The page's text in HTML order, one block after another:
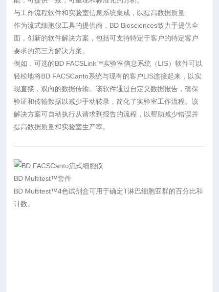
与工作流程软件和实验室信息系统集成，以提高数据质量
作为流式细胞仪工具的提供商，BD Biosciences致力于提供全
面，创新的软件解决方案，包括可支持特定于客户的特定客户
要求的第三方解决方案。
例如，可选的BD FACSLink™实验室信息系统（LIS）软件可以
轻松地将BD FACSCanto系统与现有的客户LIS连接起来，以实
现直接，双向的数据传输。该软件通过自定义数据报告，确保
验证和传输数据以减少手动转录，简化了实验室工作流程。该
解决方案可自动执行从请求到报告的流程，以帮助减少错误并
提高数据质量和实验室生产率。
BD Multitest™套件
BD Multitest™4色试剂盒可用于确定T淋巴细胞亚群的百分比和
计数。